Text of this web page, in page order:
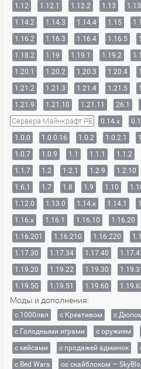
1.12
1.12.1 1.12.2 1.13
1.14.2
1.14.3 1.14.4 1.15
1.16.2
1.16.3 1.16.4 1.16.5
1.18.2
1.19 1.19.1 1.19.2
1.20.1
1.20.2 1.20.3 1.20.4
1.21.2
1.21.3 1.21.4 1.21.5
1.21.9
1.21.10 1.21.11 26.1
Сервера Майнкрафт PE 0.14.x
1.0.0
1.0.0.16 1.0.2 1.0.2.1
1.0.7
1.0.9 1.1 1.1.1 1.1.2
1.1.7
1.2 1.2.1 1.2.9 1.2.10
1.6.1
1.7 1.8 1.9 1.10
1.12.0
1.13.0 1.14.x 1.14.1
1.16.x
1.16.1 1.16.10 1.16.20
1.16.201
1.16.210 1.16.220
1.17.30
1.17.34 1.17.40 1.17.41
1.19.20
1.19.22 1.19.30 1.19.31
1.19.50
1.19.51 1.19.60
Моды и дополнения:
с 1000лвл c Креативом с
с Голодными играми
с оружием
с кейсами
с продажей админок
с Bed Wars
со скайблоком —